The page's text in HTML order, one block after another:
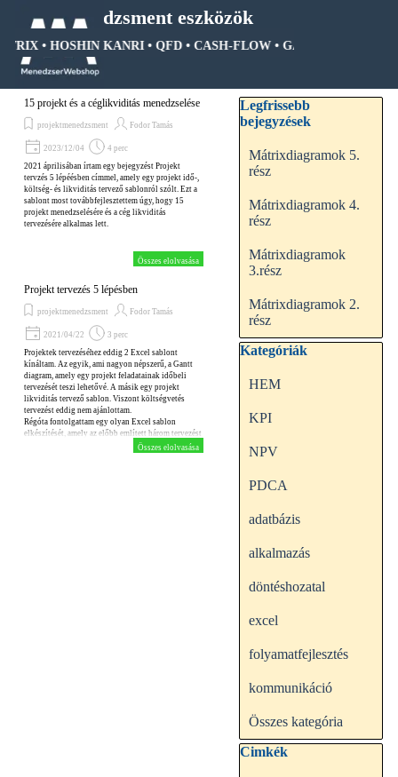
Menedzsment eszközök
• HOSHIN KANRI • QFD • CASH-FLOW • GANTT DIAGRAM •
Ugrás a menüre
15 projekt és a céglikviditás menedzselése
projektmenedzsment Fodor Tamás
2023/12/04
4 perc
2021 áprilisában írtam egy bejegyzést Projekt
tervzés 5 lépéésben címmel, amely egy projekt idő-,
költség- és likviditás tervező sablonról szólt. Ezt a
sablont most továbbfejlesztettem úgy, hogy 15
projekt menedzselésére és a cég likviditás
tervezésére alkalmas lett.
Összes elolvasása
Projekt tervezés 5 lépésben
projektmenedzsment Fodor Tamás
2021/04/22
3 perc
Projektek tervezéséhez eddig 2 Excel sablont
kínáltam. Az egyik, ami nagyon népszerű, a Gantt
diagram, amely egy projekt feladatainak időbeli
tervezését teszi lehetővé. A másik egy projekt
likviditás tervező sablon. Viszont költségvetés
tervezést eddig nem ajánlottam.
Régóta fontolgattam egy olyan Excel sablon
elkészítését, amely az előbb említett három tervezést
Összes elolvasása
Kihagy blokk Legfrissebb
Legfrissebb
bejegyzések
Mátrixdiagramok 5.
rész
Mátrixdiagramok 4.
rész
Mátrixdiagramok
3.rész
Mátrixdiagramok 2.
rész
Kihagy blokk Kategóriák
Kategóriák
HEM
KPI
NPV
PDCA
adatbázis
alkalmazás
döntéshozatal
excel
folyamatfejlesztés
kommunikáció
Összes kategória
Kihagy blokk Cimkék
Cimkék